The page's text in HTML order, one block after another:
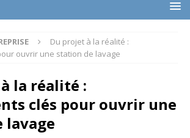
Du projet à la réalité :
ouvrir une station de lavage
la réalité :
clés pour ouvrir une
lavage